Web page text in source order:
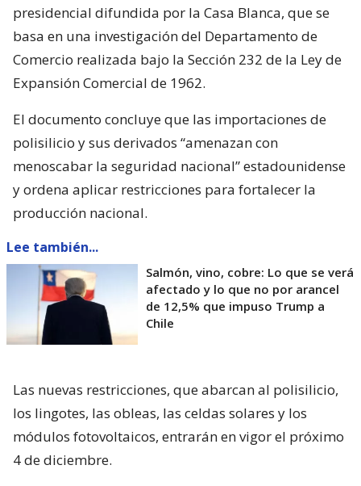
presidencial difundida por la Casa Blanca, que se
basa en una investigación del Departamento de
Comercio realizada bajo la Sección 232 de la Ley de
Expansión Comercial de 1962.
El documento concluye que las importaciones de
polisilicio y sus derivados “amenazan con
menoscabar la seguridad nacional” estadounidense
y ordena aplicar restricciones para fortalecer la
producción nacional.
Lee también...
Salmón, vino, cobre: Lo que se verá
afectado y lo que no por arancel
de 12,5% que impuso Trump a
Chile
Las nuevas restricciones, que abarcan al polisilicio,
los lingotes, las obleas, las celdas solares y los
módulos fotovoltaicos, entrarán en vigor el próximo
4 de diciembre.